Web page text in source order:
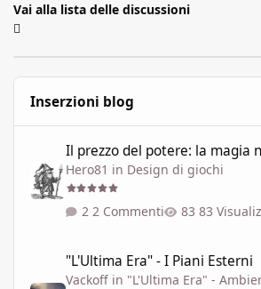
Vai alla lista delle discussioni
Inserzioni blog
Il prezzo del potere: la magia
Hero81 in Design di giochi
2 Commenti 83
"L'Ultima Era" - I Piani Esterni
Vackoff in "L'Ultima Era" -